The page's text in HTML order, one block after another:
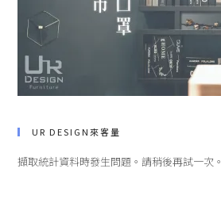
UR DESIGN來客量
擷取統計資料時發生問題。請稍後再試一次。